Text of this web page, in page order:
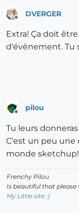
DVERGER
Extra! Ça doit
d'évènement. Tu
Offline
pilou
Tu leurs
C'est un peu une
monde sketchup!
Frenchy Pilou
Is beautiful that
My Little site :)